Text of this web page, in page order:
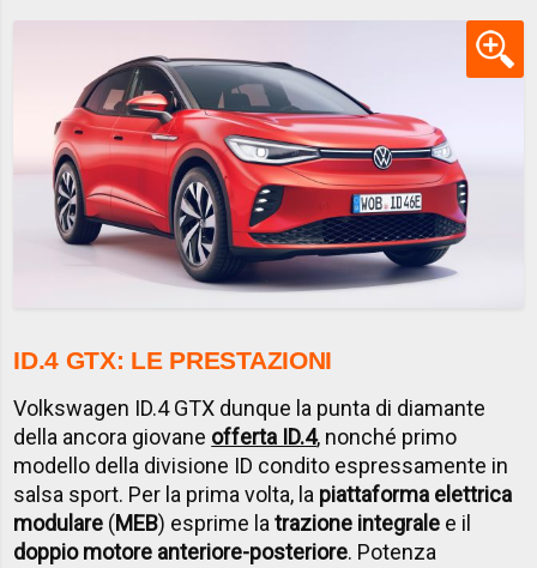
ID.4 GTX: LE PRESTAZIONI
Volkswagen ID.4 GTX dunque la punta di diamante
della ancora giovane offerta ID.4, nonché primo
modello della divisione ID condito espressamente in
salsa sport. Per la prima volta, la piattaforma elettrica
modulare (MEB) esprime latrazione integrale e il
doppio motore anteriore-posteriore. Potenza